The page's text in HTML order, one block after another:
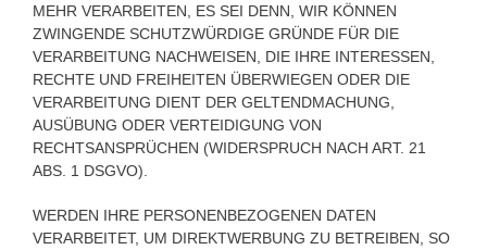
MEHR VERARBEITEN, ES SEI DENN, WIR KÖNNEN
ZWINGENDE SCHUTZWÜRDIGE GRÜNDE FÜR DIE
VERARBEITUNG NACHWEISEN, DIE IHRE INTERESSEN,
RECHTE UND FREIHEITEN ÜBERWIEGEN ODER DIE
VERARBEITUNG DIENT DER GELTENDMACHUNG,
AUSÜBUNG ODER VERTEIDIGUNG VON
RECHTSANSPRÜCHEN (WIDERSPRUCH NACH ART. 21
ABS. 1 DSGVO).
WERDEN IHRE PERSONENBEZOGENEN DATEN
VERARBEITET, UM DIREKTWERBUNG ZU BETREIBEN, SO